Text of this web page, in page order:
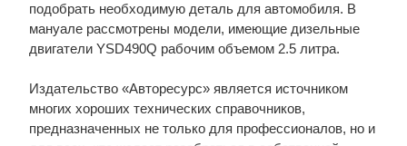
подобрать необходимую деталь для автомобиля. В
мануале рассмотрены модели, имеющие дизельные
двигатели YSD490Q рабочим объемом 2.5 литра.
Издательство «Авторесурс» является источником
многих хороших технических справочников,
предназначенных не только для профессионалов, но и